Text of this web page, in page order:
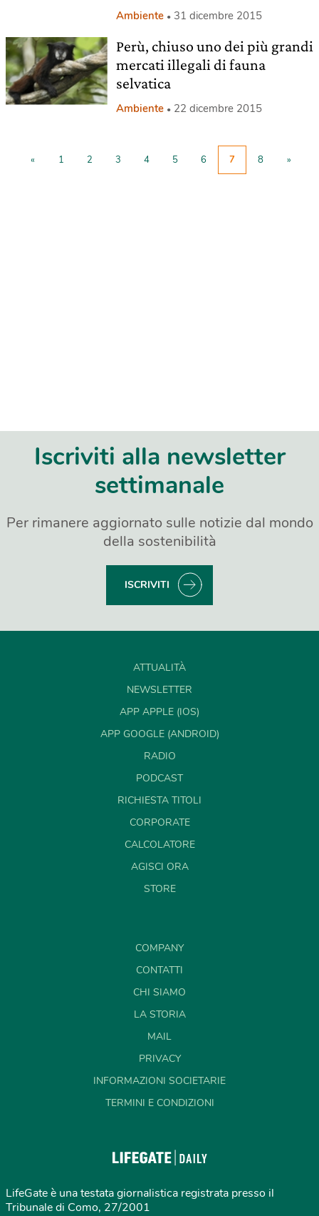
Ambiente 31 dicembre 2015
Perù, chiuso uno dei più grandi
mercati illegali di fauna
selvatica
Ambiente 22 dicembre 2015
« 1 2 3 4 5 6 7 8 »
Iscriviti alla newsletter
settimanale
Per rimanere aggiornato sulle notizie dal mondo
della sostenibilità
ISCRIVITI
ATTUALITÀ
NEWSLETTER
APP APPLE (IOS)
APP GOOGLE (ANDROID)
RADIO
PODCAST
RICHIESTA TITOLI
CORPORATE
CALCOLATORE
AGISCI ORA
STORE
COMPANY
CONTATTI
CHI SIAMO
LA STORIA
MAIL
PRIVACY
INFORMAZIONI SOCIETARIE
TERMINI E CONDIZIONI
LifeGate è una testata giornalistica registrata presso il
Tribunale di Como, 27/2001